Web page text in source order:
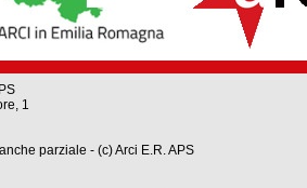
1
parziale - (c) Arci E.R. APS